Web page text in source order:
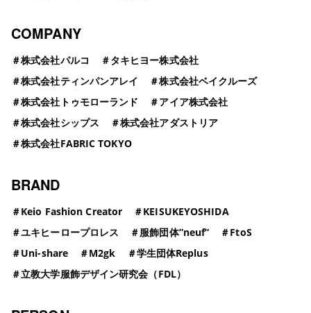
COMPANY
＃株式会社パルコ ＃タキヒヨー株式会社
＃株式会社ティンパンアレイ ＃株式会社ベイクルーズ
＃株式会社トゥモローランド ＃アイア株式会社
＃株式会社シップス ＃株式会社アダストリア
＃株式会社FABRIC TOKYO
BRAND
＃Keio Fashion Creator ＃KEISUKEYOSHIDA
＃ユキヒーロープロレス ＃服飾団体”neuf” ＃FtoS
＃Uni-share ＃M2gk ＃学生団体Replus
＃立教大学服飾デザイン研究会（FDL）